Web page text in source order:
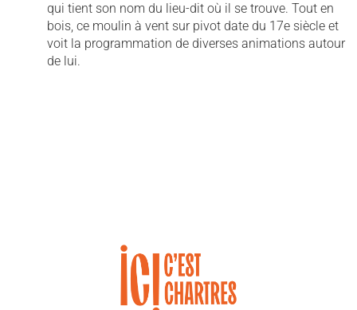
qui tient son nom du lieu-dit où il se trouve. Tout en
bois, ce moulin à vent sur pivot date du 17e siècle et
voit la programmation de diverses animations autour
de lui.